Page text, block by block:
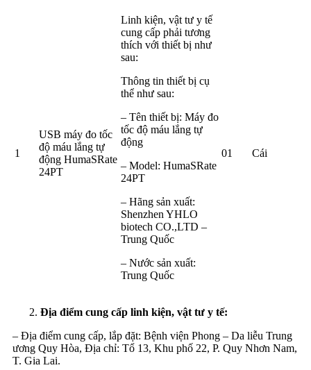
1
USB máy đo tốc
độ máu lắng tự
động HumaSRate
24PT
Linh kiện, vật tư y tế
cung cấp phải tương
thích với thiết bị như
sau:
Thông tin thiết bị cụ
thể như sau:
– Tên thiết bị: Máy đo
tốc độ máu lắng tự
động
– Model: HumaSRate
24PT
– Hãng sản xuất:
Shenzhen YHLO
biotech CO.,LTD –
Trung Quốc
– Nước sản xuất:
Trung Quốc
01 Cái
Địa điểm cung cấp linh kiện, vật tư y tế:
– Địa điểm cung cấp, lắp đặt: Bệnh viện Phong – Da liễu Trung
ương Quy Hòa, Địa chỉ: Tổ 13, Khu phố 22, P. Quy Nhơn Nam,
T. Gia Lai.